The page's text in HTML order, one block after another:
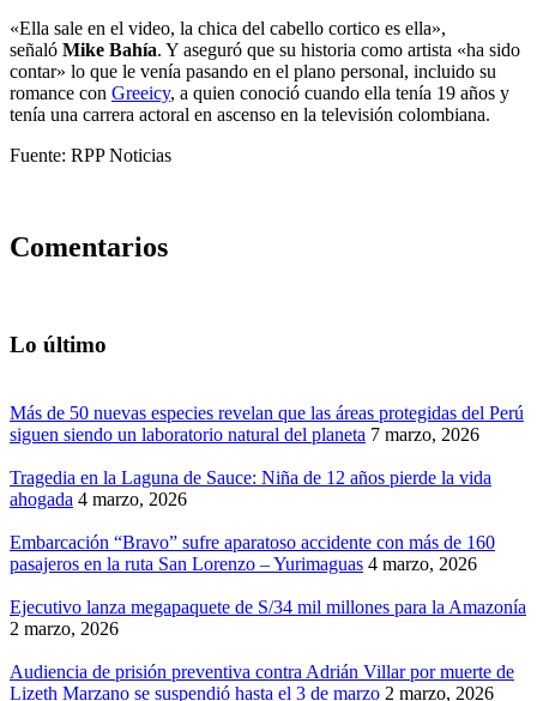
«Ella sale en el video, la chica del cabello cortico es ella»,
señaló Mike Bahía. Y aseguró que su historia como artista «ha sido
contar» lo que le venía pasando en el plano personal, incluido su
romance con Greeicy, a quien conoció cuando ella tenía 19 años y
tenía una carrera actoral en ascenso en la televisión colombiana.
Fuente: RPP Noticias
Comentarios
Lo último
Más de 50 nuevas especies revelan que las áreas protegidas del Perú
siguen siendo un laboratorio natural del planeta 7 marzo, 2026
Tragedia en la Laguna de Sauce: Niña de 12 años pierde la vida
ahogada 4 marzo, 2026
Embarcación “Bravo” sufre aparatoso accidente con más de 160
pasajeros en la ruta San Lorenzo – Yurimaguas 4 marzo, 2026
Ejecutivo lanza megapaquete de S/34 mil millones para la Amazonía
2 marzo, 2026
Audiencia de prisión preventiva contra Adrián Villar por muerte de
Lizeth Marzano se suspendió hasta el 3 de marzo 2 marzo, 2026